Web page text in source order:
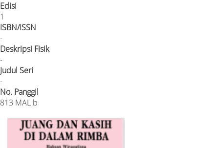
Edisi
1
ISBN/ISSN
-
Deskripsi Fisik
-
Judul Seri
-
No. Panggil
813 MAL b